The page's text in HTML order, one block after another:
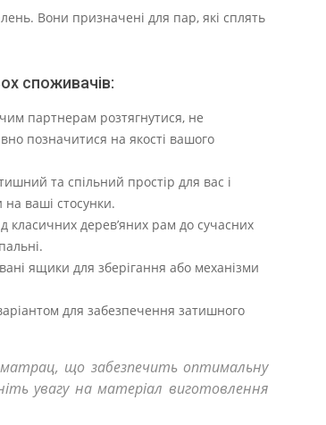
Вони призначені для пар, які сплять
споживачів:
партнерам розтягнутися, не
позначитися на якості вашого
та спільний простір для вас і
ваші стосунки.
класичних дерев’яних рам до сучасних
ящики для зберігання або механізми
для забезпечення затишного
матрац, що забезпечить оптимальну
увагу на матеріал виготовлення